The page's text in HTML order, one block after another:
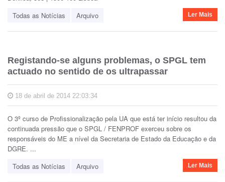
Todas as Notícias
Arquivo Ler Mais
Registando-se alguns problemas, o SPGL tem
actuado no sentido de os ultrapassar
18 de abril de 2014 22:03:34
O 3º curso de Profissionalização pela UA que está ter início resultou da
continuada pressão que o SPGL / FENPROF exerceu sobre os
responsáveis do ME a nível da Secretaria de Estado da Educação e da
DGRE. ...
Todas as Notícias
Arquivo Ler Mais